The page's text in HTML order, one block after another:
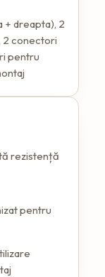
+ dreapta), 2
2 conectori
pentru
rezistență
pentru